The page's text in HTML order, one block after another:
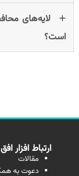
لایه‌های
است؟
ارتباط افزار افق
مقالات
دعوت به